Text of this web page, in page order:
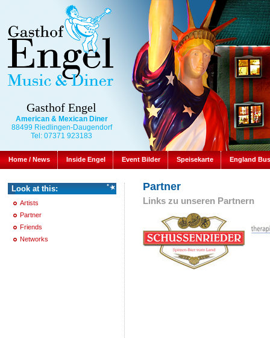
Gasthof Engel
American & Mexican Diner
88499 Riedlingen-Daugendorf
Tel: 07371 923183
Home / News Inside Engel Event Bilder Speisekarte England Bus
Look at this:
Artists
Partner
Friends
Networks
Partner
Links zu unseren Partnern